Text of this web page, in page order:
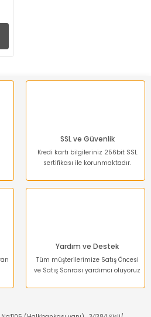
SSL ve Güvenlik
Kredi kartı bilgileriniz 256bit SSL
sertifikası ile korunmaktadır.
Yardım ve Destek
Tüm müşterilerimize Satış Öncesi
ve Satış Sonrası yardımcı oluyoruz